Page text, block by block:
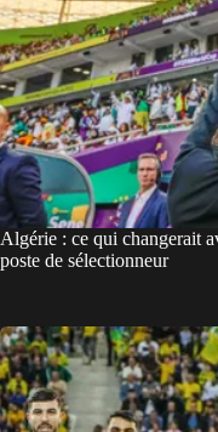
Algérie : ce qui changerait
poste de sélectionneur